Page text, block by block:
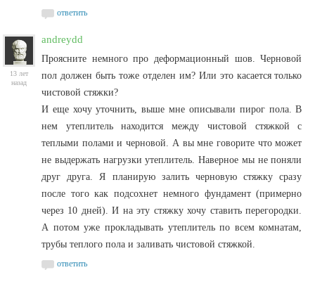
ответить
13 лет
назад
andreydd
Проясните немного про деформационный шов. Черновой
пол должен быть тоже отделен им? Или это касается только
чистовой стяжки?
И еще хочу уточнить, выше мне описывали пирог пола. В
нем утеплитель находится между чистовой стяжкой с
теплыми полами и черновой. А вы мне говорите что может
не выдержать нагрузки утеплитель. Наверное мы не поняли
друг друга. Я планирую залить черновую стяжку сразу
после того как подсохнет немного фундамент (примерно
через 10 дней). И на эту стяжку хочу ставить перегородки.
А потом уже прокладывать утеплитель по всем комнатам,
трубы теплого пола и заливать чистовой стяжкой.
ответить